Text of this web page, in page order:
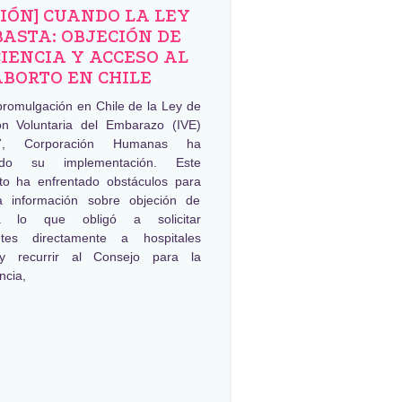
CUANDO LA LEY
OBJECIÓN DE
Y ACCESO AL
EN CHILE
en Chile de la Ley de
Voluntaria del Embarazo (IVE)
Corporación Humanas ha
su implementación. Este
ha enfrentado obstáculos para
información sobre objeción de
lo que obligó a solicitar
directamente a hospitales
recurrir al Consejo para la